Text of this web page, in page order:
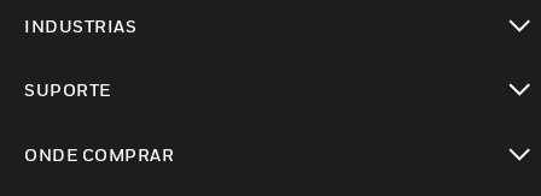
INDUSTRIAS
SUPORTE
ONDE COMPRAR